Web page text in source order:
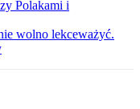
Polakami i
wolno lekceważyć.